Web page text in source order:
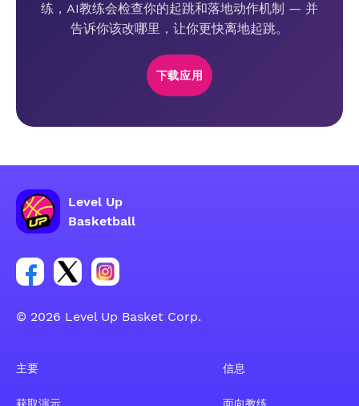
练，AI教练会检查你的起跳和落地动作机制 — 并
告诉你该改哪里，让你更快离地起跳。
下载应用
Level Up
Basketball
Facebook 账户社交群组链接
Tweeter 账户社交群组链接
Instagram 账户社交群组链接
© 2026 Level Up Basket Corp.
主要 信息